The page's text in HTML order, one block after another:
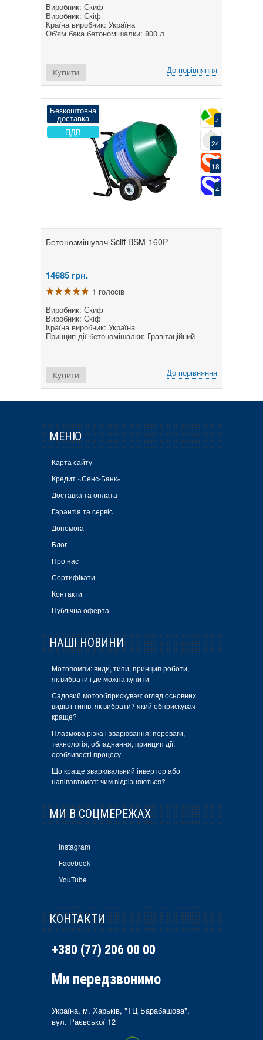
Виробник: Скиф
Виробник: Скіф
Країна виробник: Україна
Об'єм бака бетономішалки: 800 л
До порівняння
Купити
Безкоштовна
доставка
ПДВ
4
24
18
4
Бетонозмішувач Sciff BSM-160P
14685 грн.
1 голосів
Виробник: Скиф
Виробник: Скіф
Країна виробник: Україна
Принцип дії бетономішалки: Гравітаційний
До порівняння
Купити
МЕНЮ
Карта сайту
Кредит «Сенс-Банк»
Доставка та оплата
Гарантія та сервіс
Допомога
Блог
Про нас
Сертифікати
Контакти
Публічна оферта
НАШІ НОВИНИ
Мотопомпи: види, типи, принцип роботи,
як вибрати і де можна купити
Садовий мотообприскувач: огляд основних
видів і типів. як вибрати? який обприскувач
краще?
Плазмова різка і зварювання: переваги,
технологія, обладнання, принцип дії,
особливості процесу
Що краще зварювальний інвертор або
напівавтомат: чим відрізняються?
МИ В СОЦМЕРЕЖАХ
Instagram
Facebook
YouTube
КОНТАКТИ
+380 (77) 206 00 00
Ми передзвонимо
Україна, м. Харьків, "ТЦ Барабашова",
вул. Раєвської 12